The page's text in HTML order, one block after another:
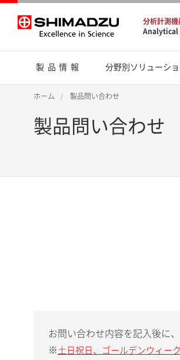
分析計測機
Analytical
製品情報 分野別ソリューシ
ホーム 製品問い合わせ
製品問い合わせ
お問い合わせ内容を記入後に
※ 土日祝日、ゴールデンウィー